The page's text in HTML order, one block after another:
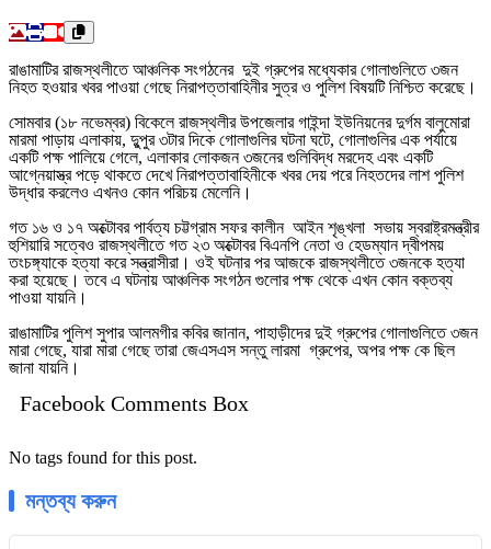
রাঙামাটির রাজস্থলীতে আঞ্চলিক সংগঠনের দুই গ্রুপের মধ্যেকার গোলাগুলিতে ৩জন
নিহত হওয়ার খবর পাওয়া গেছে নিরাপত্তাবাহিনীর সুত্র ও পুলিশ বিষয়টি নিশ্চিত করেছে।
সোমবার (১৮ নভেম্বর) বিকেলে রাজস্থলীর উপজেলার গাইন্দা ইউনিয়নের দুর্গম বালুমোরা
মারমা পাড়ায় এলাকায়, দুুপুর ৩টার দিকে গোলাগুলির ঘটনা ঘটে, গোলাগুলির এক পর্যায়ে
একটি পক্ষ পালিয়ে গেলে, এলাকার লোকজন ৩জনের গুলিবিদ্ধ মরদেহ এবং একটি
আগ্নেয়াস্ত্র পড়ে থাকতে দেখে নিরাপত্তাবাহিনীকে খবর দেয় পরে নিহতদের লাশ পুলিশ
উদ্ধার করলেও এখনও কোন পরিচয় মেলেনি।
গত ১৬ ও ১৭ অক্টোবর পার্বত্য চট্টগ্রাম সফর কালীন আইন শৃঙ্খলা সভায় স্বরাষ্ট্রমন্ত্রীর
হুশিয়ারি সত্বেও রাজস্থলীতে গত ২৩ অক্টোবর বিএনপি নেতা ও হেডম্যান দ্বীপময়
তংচঙ্গ্যাকে হত্যা করে সন্ত্রাসীরা। ওই ঘটনার পর আজকে রাজস্থলীতে ৩জনকে হত্যা
করা হয়েছে। তবে এ ঘটনায় আঞ্চলিক সংগঠন গুলোর পক্ষ থেকে এখন কোন বক্তব্য
পাওয়া যায়নি।
রাঙামাটির পুলিশ সুপার আলমগীর কবির জানান, পাহাড়ীদের দুই গ্রুপের গোলাগুলিতে ৩জন
মারা গেছে, যারা মারা গেছে তারা জেএসএস সন্তু লারমা গ্রুপের, অপর পক্ষ কে ছিল
জানা যায়নি।
Facebook Comments Box
No tags found for this post.
মন্তব্য করুন